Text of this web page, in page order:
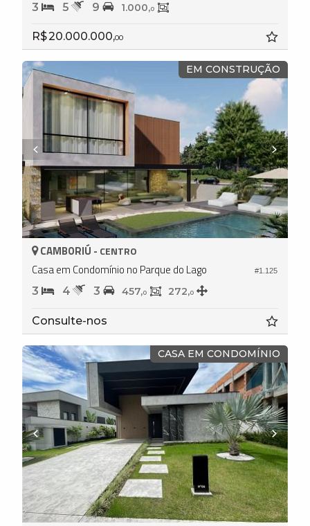
3 5 9 1.000,0
R$ 20.000.000,00
EM CONSTRUÇÃO
#1.125
CAMBORIÚ - CENTRO
Casa em Condomínio no Parque do Lago
3 4 3 457,0 272,0
Consulte-nos
CASA EM CONDOMÍNIO